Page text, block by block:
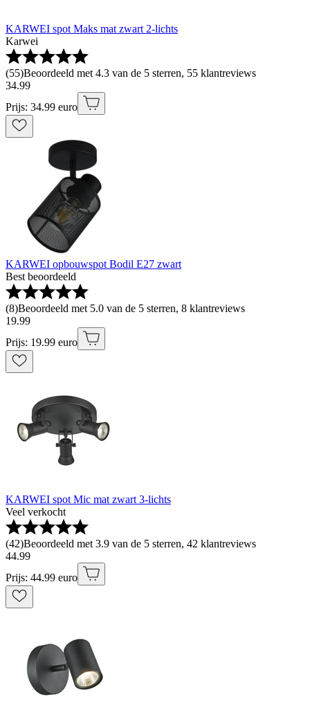
KARWEI spot Maks mat zwart 2-lichts
Karwei
(55)Beoordeeld met 4.3 van de 5 sterren, 55 klantreviews
34.99
Prijs: 34.99 euro
KARWEI opbouwspot Bodil E27 zwart
Best beoordeeld
(8)Beoordeeld met 5.0 van de 5 sterren, 8 klantreviews
19.99
Prijs: 19.99 euro
KARWEI spot Mic mat zwart 3-lichts
Veel verkocht
(42)Beoordeeld met 3.9 van de 5 sterren, 42 klantreviews
44.99
Prijs: 44.99 euro